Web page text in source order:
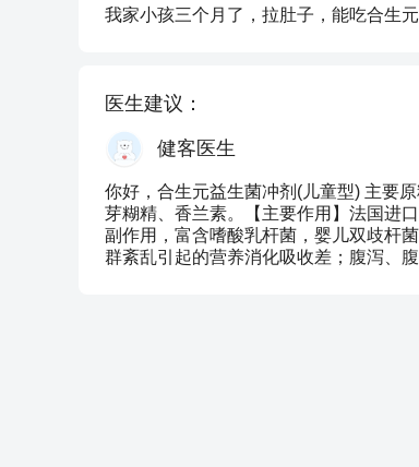
我家小孩三个月了，拉肚子，能吃合生
医生建议：
健客医生
你好，合生元益生菌冲剂(儿童型) 主要
芽糊精、香兰素。【主要作用】法国进
副作用，富含嗜酸乳杆菌，婴儿双歧杆
群紊乱引起的营养消化吸收差；腹泻、腹